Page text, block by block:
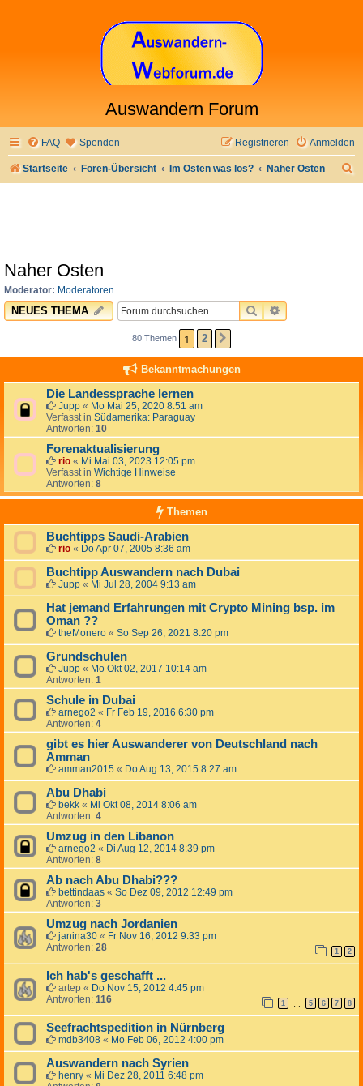
Auswandern Forum
FAQ Spenden Anmelden
Registrieren
Startseite Foren-Übersicht Im Osten was los? Naher Osten
Naher Osten
Moderator: Moderatoren
NEUES THEMA SUCHEERWEITERTE
80 Themen 1 2
Bekanntmachungen
Die Landessprache lernen
Jupp « Mo Mai 25, 2020 8:51 am
Verfasst in Südamerika: Paraguay
Antworten: 10
Forenaktualisierung
rio « Mi Mai 03, 2023 12:05 pm
Verfasst in Wichtige Hinweise
Antworten: 8
Themen
Buchtipps Saudi-Arabien
rio « Do Apr 07, 2005 8:36 am
Buchtipp Auswandern nach Dubai
Jupp « Mi Jul 28, 2004 9:13 am
Hat jemand Erfahrungen mit Crypto Mining bsp. im
Oman ??
theMonero « So Sep 26, 2021 8:20 pm
Grundschulen
Jupp « Mo Okt 02, 2017 10:14 am
Antworten: 1
Schule in Dubai
arnego2 « Fr Feb 19, 2016 6:30 pm
Antworten: 4
gibt es hier Auswanderer von Deutschland nach
Amman
amman2015 « Do Aug 13, 2015 8:27 am
Abu Dhabi
bekk « Mi Okt 08, 2014 8:06 am
Antworten: 4
Umzug in den Libanon
arnego2 « Di Aug 12, 2014 8:39 pm
Antworten: 8
Ab nach Abu Dhabi???
bettindaas « So Dez 09, 2012 12:49 pm
Antworten: 3
Umzug nach Jordanien
janina30 « Fr Nov 16, 2012 9:33 pm
Antworten: 28 1 2
Ich hab's geschafft ...
artep « Do Nov 15, 2012 4:45 pm
Antworten: 116 1 … 5 6 7 8
Seefrachtspedition in Nürnberg
mdb3408 « Mo Feb 06, 2012 4:00 pm
Auswandern nach Syrien
henry « Mi Dez 28, 2011 6:48 pm